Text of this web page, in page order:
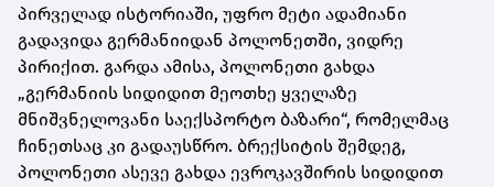
პირველად ისტორიაში, უფრო მეტი ადამიანი
გადავიდა გერმანიიდან პოლონეთში, ვიდრე
პირიქით. გარდა ამისა, პოლონეთი გახდა
„გერმანიის სიდიდით მეოთხე ყველაზე
მნიშვნელოვანი საექსპორტო ბაზარი“, რომელმაც
ჩინეთსაც კი გადაუსწრო. ბრექსიტის შემდეგ,
პოლონეთი ასევე გახდა ევროკავშირის სიდიდით